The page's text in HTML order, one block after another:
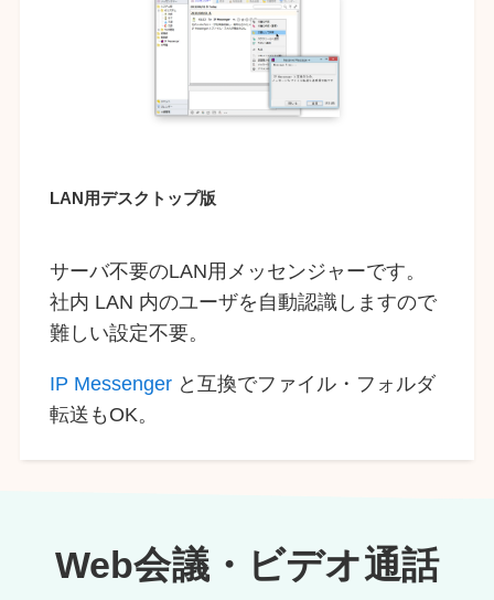
LAN用デスクトップ版
サーバ不要のLAN用メッセンジャーです。
社内 LAN 内のユーザを自動認識しますので
難しい設定不要。
IP Messengerと互換でファイル・フォルダ
転送もOK。
Web会議・ビデオ通話